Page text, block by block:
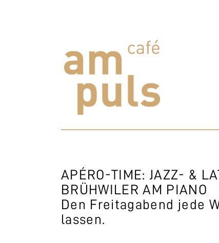
APÉRO-TIME: JAZZ- &
BRÜHWILER AM PIANO
Den Freitagabend jede
lassen.